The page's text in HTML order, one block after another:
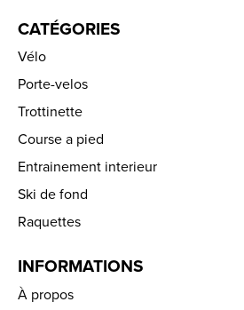
CATÉGORIES
Vélo
Porte-velos
Trottinette
Course a pied
Entrainement interieur
Ski de fond
Raquettes
INFORMATIONS
À propos